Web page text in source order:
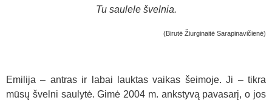
Tu saulele švelnia.
(Birutė Žiurginaitė Sarapinavičienė)
Emilija – antras ir labai lauktas vaikas šeimoje. Ji – tikra
mūsų švelni saulytė. Gimė 2004 m. ankstyvą pavasarį, o jos